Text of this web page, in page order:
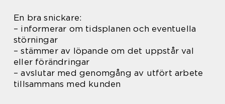
En bra snickare:
– informerar om tidsplanen och eventuella
störningar
– stämmer av löpande om det uppstår val
eller förändringar
– avslutar med genomgång av utfört arbete
tillsammans med kunden